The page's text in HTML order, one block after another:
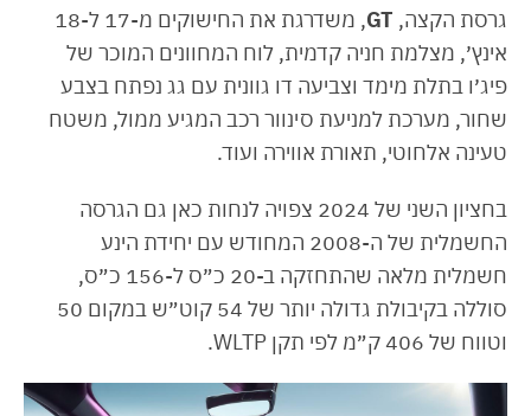
גרסת הקצה, GT
, משדרגת את החישוקים מ-17 ל-18
אינץ׳, מצלמת חניה קדמית, לוח המחוונים המוכר של
פיג׳ו בתלת מימד וצביעה דו גוונית עם גג נפתח בצבע
שחור, מערכת למניעת סינוור רכב המגיע ממול, משטח
טעינה אלחוטי, תאורת אווירה ועוד.
בחציון השני של 2024 צפויה לנחות כאן גם הגרסה
החשמלית של ה-2008 המחודש עם יחידת הינע
חשמלית מלאה שהתחזקה ב-20 כ״ס ל-156 כ״ס,
סוללה בקיבולת גדולה יותר של 54 קוט״ש במקום 50
וטווח של 406 ק״מ לפי תקן WLTP.